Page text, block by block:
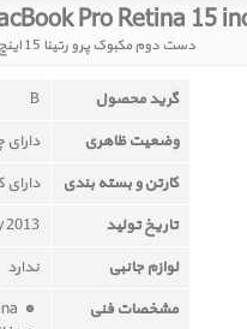
Pro Retina 15
دست دوم مکبوک پرو رتینا 15 اینچ مدل ME664
گرید محصول
B
وضعیت ظاهری
کارتن و بسته بندی
دارای
تاریخ تولید
2013
لوازم جانبی
ندارد
مشخصات فنی